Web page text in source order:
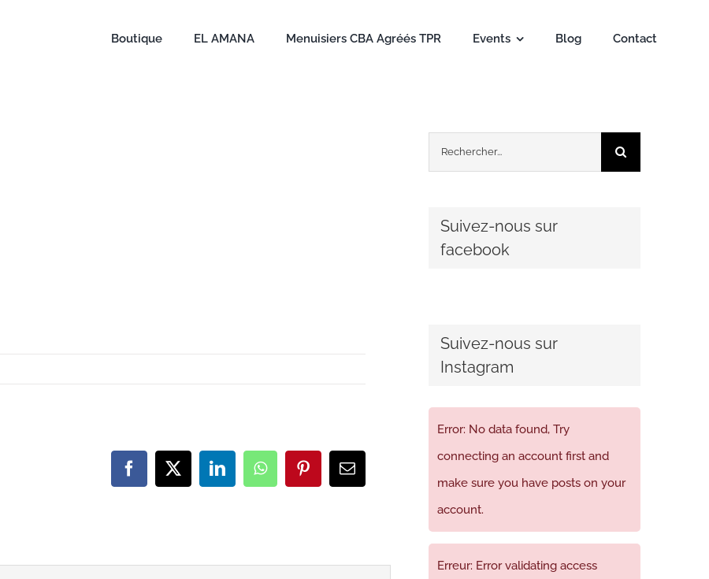
Boutique EL AMANA Menuisiers CBA Agréés TPR Events Blog Contact
Facebook
X LinkedInWhatsAppPinterestEmail
Rechercher:
Suivez-nous sur
facebook
Suivez-nous sur
Instagram
Error: No data found, Try
connecting an account first and
make sure you have posts on your
account.
Erreur: Error validating access